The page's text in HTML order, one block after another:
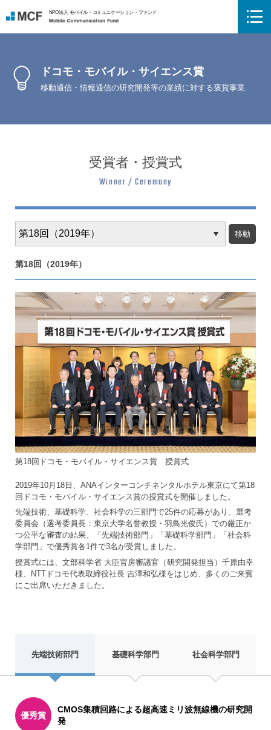
NPO法人 モバイル・コミュニケーション・ファンド
ドコモ・モバイル・サイエンス賞
移動通信・情報通信の研究開発等の業績に対する褒賞事業
受賞者・授賞式
Winner / Ceremony
第18回（2019年）
年
度
別
ア
ー
カ
イ
第18回ドコモ・モバイル・サイエンス賞 授賞式
2019年10月18日、ANAインターコンチネンタルホテル東京にて第18
回ドコモ・モバイル・サイエンス賞の授賞式を開催しました。
先端技術、基礎科学、社会科学の三部門で25件の応募があり、選考
委員会（選考委員長：東京大学名誉教授・羽鳥光俊氏）での厳正か
つ公平な審査の結果、「先端技術部門」「基礎科学部門」「社会科
学部門」で優秀賞各1件で3名が受賞しました。
授賞式には、文部科学省 大臣官房審議官（研究開発担当）千原由幸
様、NTTドコモ代表取締役社長 吉澤和弘様をはじめ、多くのご来賓
にご出席いただきました。
先端技術部門 基礎科学部門 社会科学部門
先
端
技
優秀賞
CMOS集積回路による超高速ミリ波無線機の研究開
発